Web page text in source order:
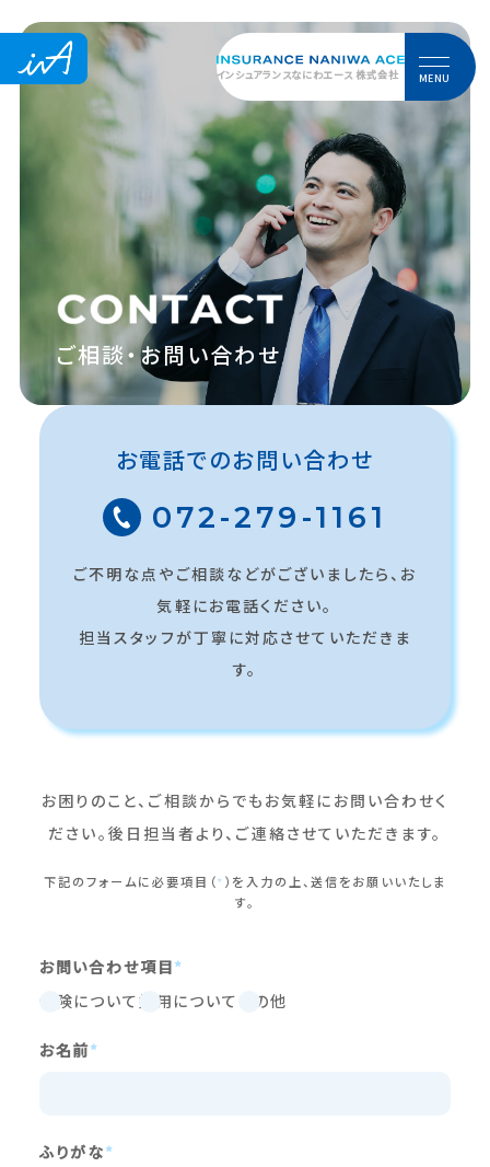
インシュアランスなにわエース 株式会社 MENU
ご相談・お問い合わせ
お電話でのお問い合わせ
072-279-1161
ご不明な点やご相談などがございましたら、お
気軽にお電話ください。
担当スタッフが丁寧に対応させていただきま
す。
お困りのこと、ご相談からでもお気軽にお問い合わせく
ださい。 後日担当者より、ご連絡させていただきます。
下記のフォームに必要項目（*）を入力の上、送信をお願いいたしま
す。
お問い合わせ項目*
保険について採用について その他
お名前*
ふりがな*